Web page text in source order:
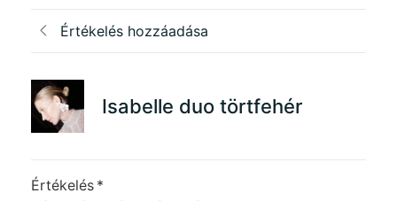
Értékelés hozzáadása
Isabelle duo törtfehér
Értékelés *